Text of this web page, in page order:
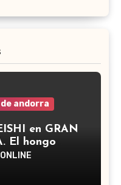
andorra
en GRAN
El hongo
es
un hongo